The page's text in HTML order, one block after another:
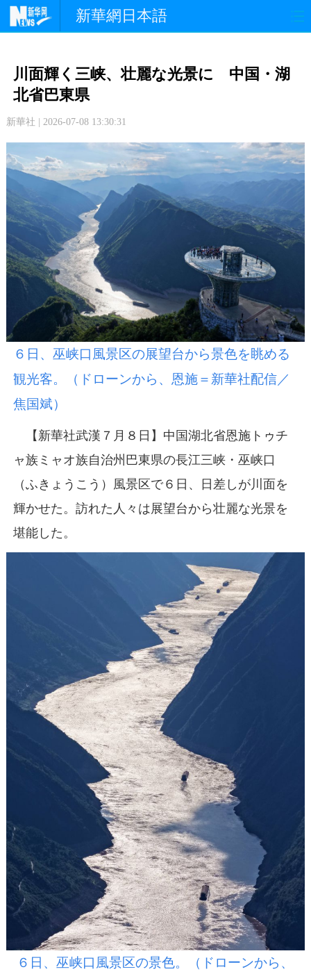
新華網日本語
文 化
中日交流
写 真
川面輝く三峡、壮麗な光景に 中国・湖
北省巴東県
新華社 | 2026-07-08 13:30:31
６日、巫峡口風景区の展望台から景色を眺める
観光客。（ドローンから、恩施＝新華社配信／
焦国斌）
【新華社武漢７月８日】中国湖北省恩施トゥチ
ャ族ミャオ族自治州巴東県の長江三峡・巫峡口
（ふきょうこう）風景区で６日、日差しが川面を
輝かせた。訪れた人々は展望台から壮麗な光景を
堪能した。
６日、巫峡口風景区の景色。（ドローンから、